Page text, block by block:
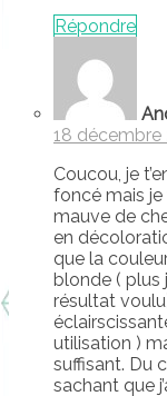
Répondre
18 décembre
Coucou, je
foncé mais
mauve de
en
que la
blonde ( plus
résultat
utilisation )
suffisant. Du
sachant que